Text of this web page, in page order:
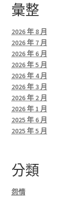
彙整
2026 年 8 月
2026 年 7 月
2026 年 6 月
2026 年 5 月
2026 年 4 月
2026 年 3 月
2026 年 2 月
2026 年 1 月
2025 年 6 月
2025 年 5 月
分類
怨情